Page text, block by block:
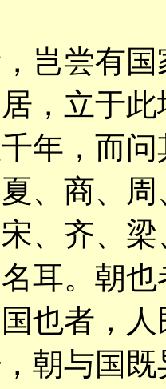
岂尝有
，立于此
年，而
、商、
、齐、
耳。朝也
也者，
朝与国